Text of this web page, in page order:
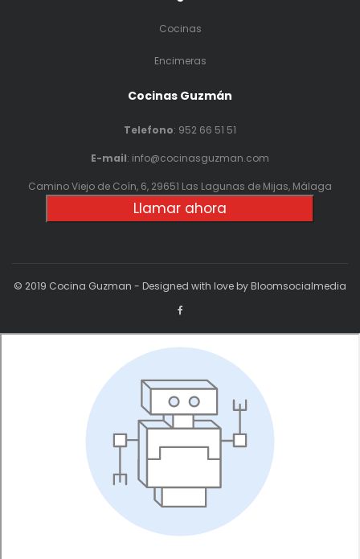
Cocinas
Encimeras
Cocinas Guzmán
Telefono: 952 66 51 51
E-mail: info@cocinasguzman.com
Camino Viejo de Coín, 6, 29651 Las Lagunas de Mijas, Málaga
Llamar ahora
© 2019 Cocina Guzman - Designed with love by Bloomsocialmedia